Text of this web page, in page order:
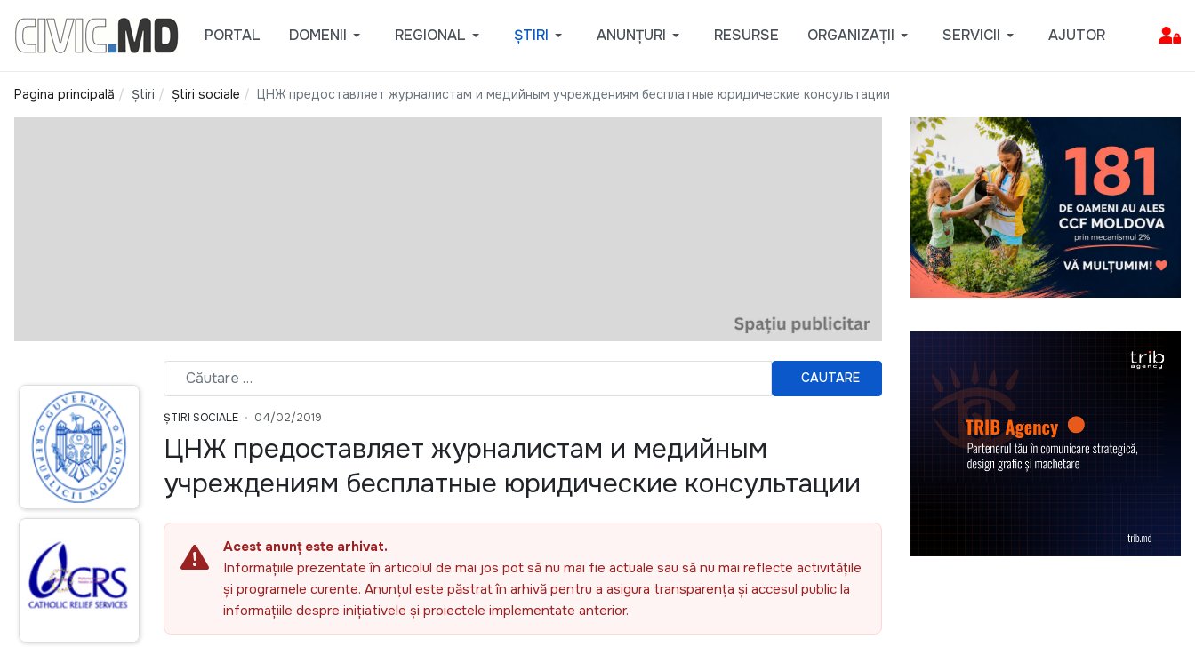
PORTAL DOMENII REGIONAL ȘTIRI ANUNȚURI RESURSE ORGANIZAȚII SERVICII AJUTOR
Pagina principală Știri Știri sociale ЦНЖ предоставляет журналистам и медийным учреждениям бесплатные юридические консультации
CAUTARE
ȘTIRI SOCIALE 04/02/2019
ЦНЖ предоставляет журналистам и медийным
учреждениям бесплатные юридические консультации
Acest anunț este arhivat.
Informațiile prezentate în articolul de mai jos pot să nu mai fie actuale sau să nu mai reflecte activitățile
și programele curente. Anunțul este păstrat în arhivă pentru a asigura transparența și accesul public la
informațiile despre inițiativele și proiectele implementate anterior.